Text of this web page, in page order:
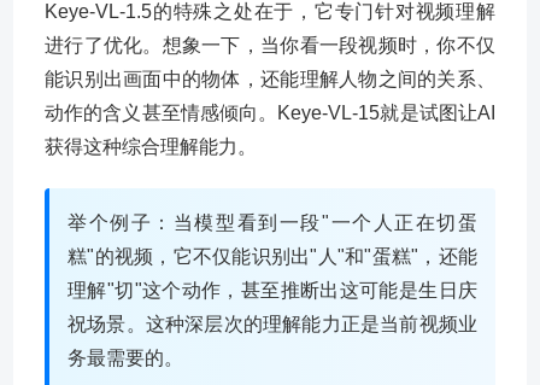
Keye-VL-1.5的特殊之处在于，它专门针对视频理解
进行了优化。想象一下，当你看一段视频时，你不仅
能识别出画面中的物体，还能理解人物之间的关系、
动作的含义甚至情感倾向。Keye-VL-15就是试图让AI
获得这种综合理解能力。
举个例子：当模型看到一段"一个人正在切蛋
糕"的视频，它不仅能识别出"人"和"蛋糕"，还能
理解"切"这个动作，甚至推断出这可能是生日庆
祝场景。这种深层次的理解能力正是当前视频业
务最需要的。